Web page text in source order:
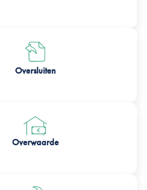
Oversluiten
Overwaarde